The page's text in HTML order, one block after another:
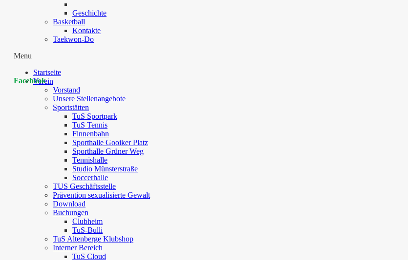
Geschichte
Basketball
Kontakte
Taekwon-Do
Menu
Startseite
Verein
Vorstand
Unsere Stellenangebote
Sportstätten
TuS Sportpark
TuS Tennis
Finnenbahn
Sporthalle Gooiker Platz
Sporthalle Grüner Weg
Tennishalle
Studio Münsterstraße
Soccerhalle
TUS Geschäftsstelle
Prävention sexualisierte Gewalt
Download
Buchungen
Clubheim
TuS-Bulli
TuS Altenberge Klubshop
Interner Bereich
TuS Cloud
Facebook